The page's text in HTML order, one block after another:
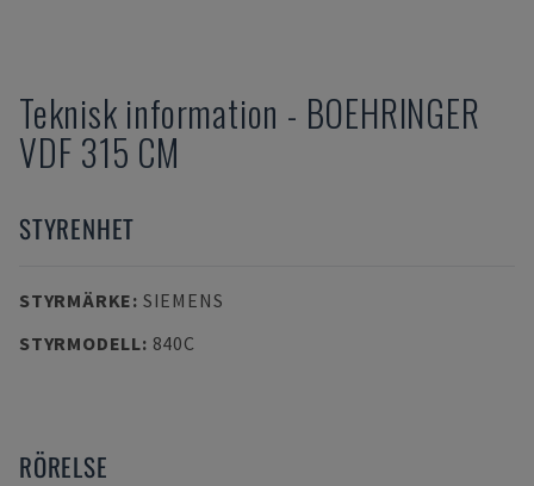
Teknisk information - BOEHRINGER
VDF 315 CM
STYRENHET
STYRMÄRKE: SIEMENS
STYRMODELL: 840C
RÖRELSE